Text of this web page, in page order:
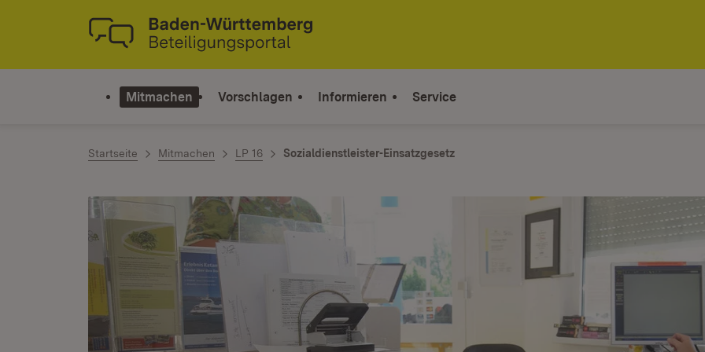
Zum Inhalt springen
Link zur Startseite
Mitmachen Vorschlagen Informieren Service
Startseite Mitmachen LP 16 Sozialdienstleister-Einsatzgesetz